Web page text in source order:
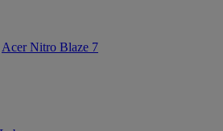
Acer Nitro Blaze 7